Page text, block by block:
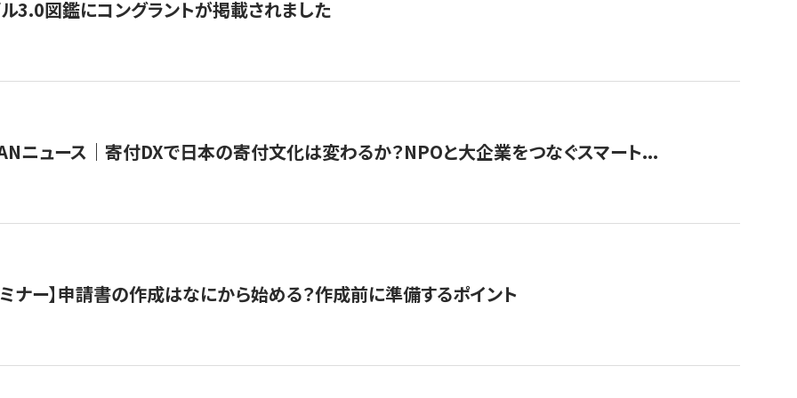
3.0図鑑にコングラントが掲載されました
ニュース｜寄付DXで日本の寄付文化は変わるか？NPOと大企業をつなぐスマート...
ナー】申請書の作成はなにから始める？作成前に準備するポイント